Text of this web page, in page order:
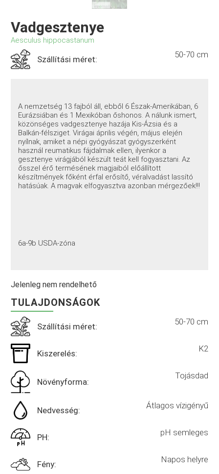
Vadgesztenye
Aesculus hippocastanum
Szállítási méret: 50-70 cm
A nemzetség 13 fajból áll, ebből 6 Észak-Amerikában, 6
Eurázsiában és 1 Mexikóban őshonos. A nálunk ismert,
közönséges vadgesztenye hazája Kis-Ázsia és a
Balkán-félsziget. Virágai április végén, május elején
nyílnak, amiket a népi gyógyászat gyógyszerként
használ reumatikus fájdalmak ellen, ilyenkor a
gesztenye virágjából készült teát kell fogyasztani. Az
ősszel érő termésének magjaiból előállított
készítmények főként érfal erősítő, véralvadást lassító
hatásúak. A magvak elfogyasztva azonban mérgezőek!!!
6a-9b USDA-zóna
Jelenleg nem rendelhető
TULAJDONSÁGOK
Szállítási méret: 50-70 cm
Kiszerelés: K2
Növényforma:
Tojásdad
Nedvesség: Átlagos vízigényű
PH: pH semleges
Fény: Napos helyre